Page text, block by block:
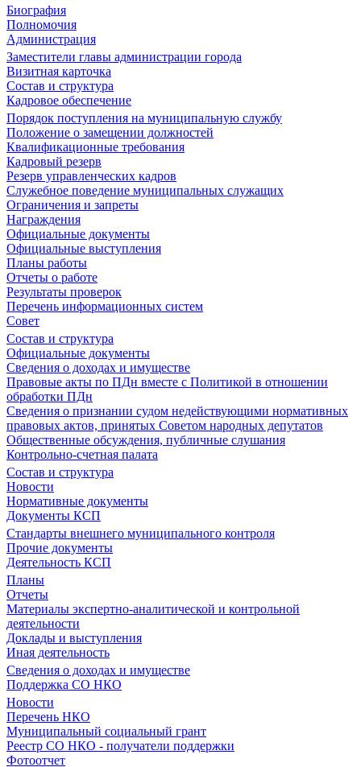
Биография
Полномочия
Администрация
Заместители главы администрации города
Визитная карточка
Состав и структура
Кадровое обеспечение
Порядок поступления на муниципальную службу
Положение о замещении должностей
Квалификационные требования
Кадровый резерв
Резерв управленческих кадров
Служебное поведение муниципальных служащих
Ограничения и запреты
Награждения
Официальные документы
Официальные выступления
Планы работы
Отчеты о работе
Результаты проверок
Перечень информационных систем
Совет
Состав и структура
Официальные документы
Сведения о доходах и имуществе
Правовые акты по ПДн вместе с Политикой в отношении
обработки ПДн
Сведения о признании судом недействующими нормативных
правовых актов, принятых Советом народных депутатов
Общественные обсуждения, публичные слушания
Контрольно-счетная палата
Состав и структура
Новости
Нормативные документы
Документы КСП
Стандарты внешнего муниципального контроля
Прочие документы
Деятельность КСП
Планы
Отчеты
Материалы экспертно-аналитической и контрольной
деятельности
Доклады и выступления
Иная деятельность
Сведения о доходах и имуществе
Поддержка СО НКО
Новости
Перечень НКО
Муниципальный социальный грант
Реестр СО НКО - получатели поддержки
Фотоотчет